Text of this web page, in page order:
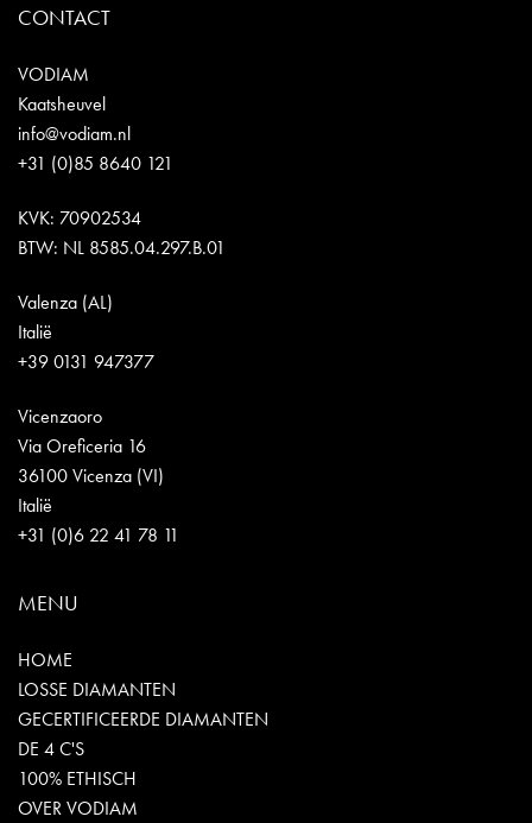
CONTACT
VODIAM
Kaatsheuvel
info@vodiam.nl
+31 (0)85 8640 121
KVK: 70902534
BTW: NL 8585.04.297.B.01
Valenza (AL)
Italië
+39 0131 947377
Vicenzaoro
Via Oreficeria 16
36100 Vicenza (VI)
Italië
+31 (0)6 22 41 78 11
MENU
HOME
LOSSE DIAMANTEN
GECERTIFICEERDE DIAMANTEN
DE 4 C'S
100% ETHISCH
OVER VODIAM